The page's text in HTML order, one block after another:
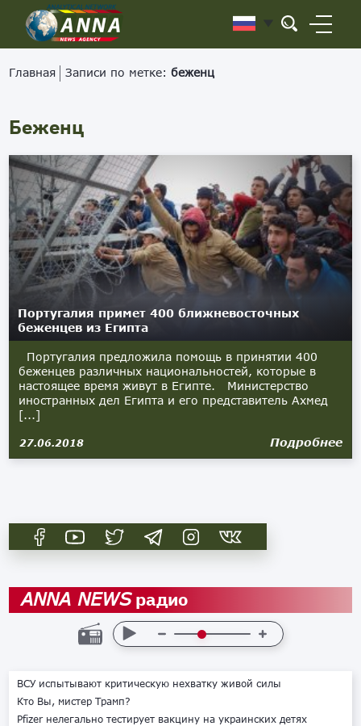
Главная Записи по метке:беженц
Беженц
Португалия примет 400 ближневосточных
беженцев из Египта
Португалия предложила помощь в принятии 400
беженцев различных национальностей, которые в
настоящее время живут в Египте. Министерство
иностранных дел Египта и его представитель Ахмед
[...]
27.06.2018 Подробнее
ANNA NEWSрадио
ВСУ испытывают критическую нехватку живой силы
Кто Вы, мистер Трамп?
Pfizer нелегально тестирует вакцину на украинских детях